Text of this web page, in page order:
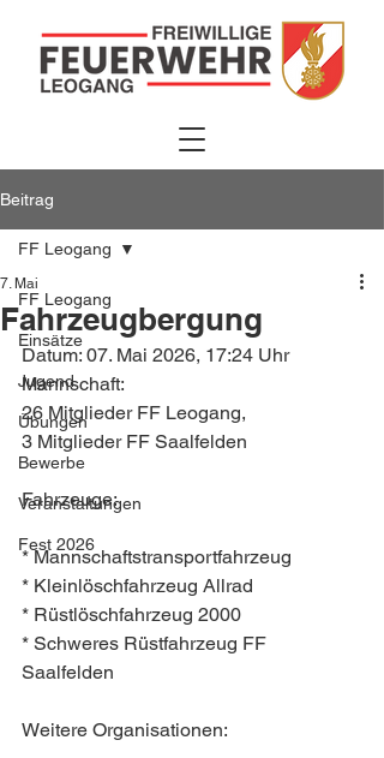
Beitrag
FF Leogang
Einsätze
Jugend
Übungen
Bewerbe
Veranstaltungen
Fest 2026
FF Leogang
Fahrzeugbergung
7. Mai
Datum: 07. Mai 2026, 17:24 Uhr
Mannschaft:
26 Mitglieder FF Leogang,
3 Mitglieder FF Saalfelden
Fahrzeuge:
* Mannschaftstransportfahrzeug
* Kleinlöschfahrzeug Allrad
* Rüstlöschfahrzeug 2000
* Schweres Rüstfahrzeug FF
Saalfelden
Weitere Organisationen: